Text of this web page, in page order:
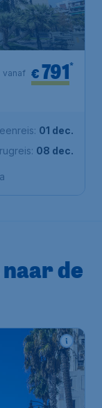
€791*
vanaf
01 dec.
08 dec.
de